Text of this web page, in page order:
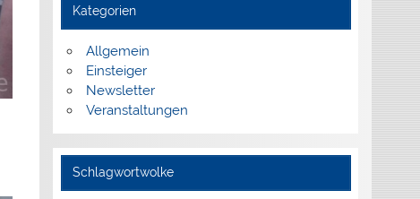
Kategorien
Allgemein
Einsteiger
Newsletter
Veranstaltungen
Schlagwortwolke